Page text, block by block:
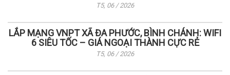
T5, 06 / 2026
LẮP MẠNG VNPT XÃ ĐA PHƯỚC, BÌNH CHÁNH: WIFI
6 SIÊU TỐC – GIÁ NGOẠI THÀNH CỰC RẺ
T5, 06 / 2026